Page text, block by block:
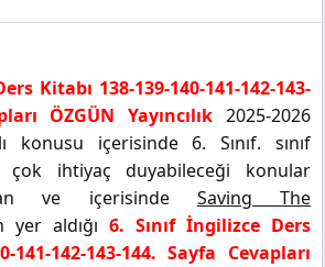
Kitabı 138-139-140-141-142-143-
ÖZGÜN Yayıncılık 2025-2026
konusu içerisinde 6. Sınıf. sınıf
çok ihtiyaç duyabileceği konular
ve içerisinde Saving The
yer aldığı 6. Sınıf İngilizce Ders
141-142-143-144. Sayfa Cevapları